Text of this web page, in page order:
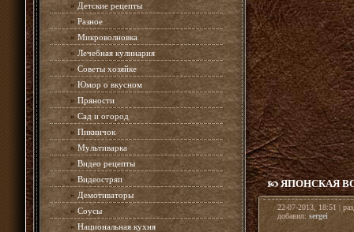
» Детские рецепты
» Разное
» Микроволновка
» Лечебная кулинария
» Советы хозяйке
» Юмор о вкусном
» Пряности
» Сад и огород
» Пикничок
» Мультиварка
» Видео рецепты
» Видеостряп
» Демотиваторы
» Соусы
» Национальная кухня
ЯПОНСКАЯ
22-07-2013, 18:51 |
добавил: sergei